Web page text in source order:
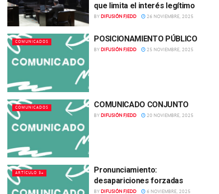
que limita el interés legítimo
BY DIFUSIÓN FJEDD 26 NOVIEMBRE, 2025
COMUNICADOS POSICIONAMIENTO PÚBLICO
BY DIFUSIÓN FJEDD 25 NOVIEMBRE, 2025
COMUNICADOS COMUNICADO CONJUNTO
BY DIFUSIÓN FJEDD 20 NOVIEMBRE, 2025
ARTÍCULO 34
Pronunciamiento:
desapariciones forzadas
BY DIFUSIÓN FJEDD 6 NOVIEMBRE, 2025